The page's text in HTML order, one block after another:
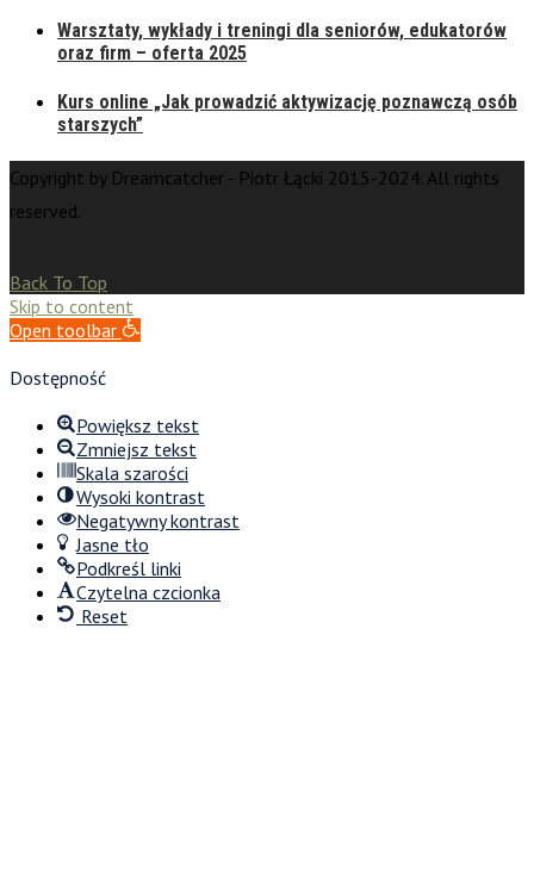
Warsztaty, wykłady i treningi dla seniorów, edukatorów
oraz firm – oferta 2025
Kurs online „Jak prowadzić aktywizację poznawczą osób
starszych”
Copyright by Dreamcatcher - Piotr Łącki 2015-2024. All rights
reserved.
Back To Top
Skip to content
Open toolbar
Dostępność
Powiększ tekst
Zmniejsz tekst
Skala szarości
Wysoki kontrast
Negatywny kontrast
Jasne tło
Podkreśl linki
Czytelna czcionka
Reset